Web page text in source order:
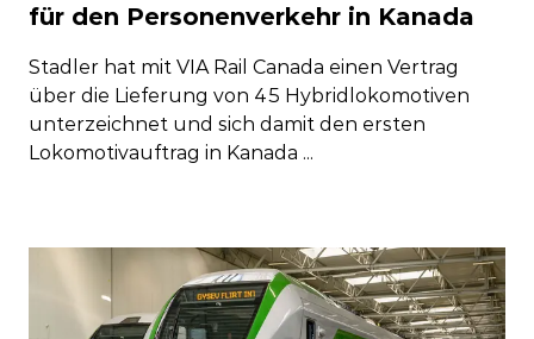
für den Personenverkehr in Kanada
Stadler hat mit VIA Rail Canada einen Vertrag
über die Lieferung von 45 Hybridlokomotiven
unterzeichnet und sich damit den ersten
Lokomotivauftrag in Kanada ...